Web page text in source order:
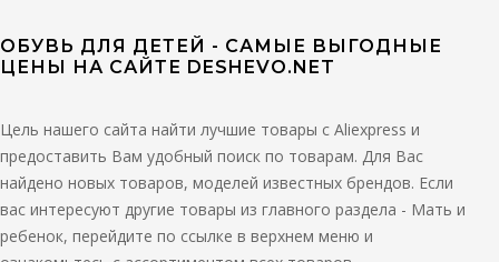
ОБУВЬ ДЛЯ ДЕТЕЙ - САМЫЕ ВЫГОДНЫЕ
ЦЕНЫ НА САЙТЕ DESHEVO.NET
Цель нашего сайта найти лучшие товары с Aliexpress и
предоставить Вам удобный поиск по товарам. Для Вас
найдено новых товаров, моделей известных брендов. Если
вас интересуют другие товары из главного раздела - Мать и
ребенок, перейдите по ссылке в верхнем меню и